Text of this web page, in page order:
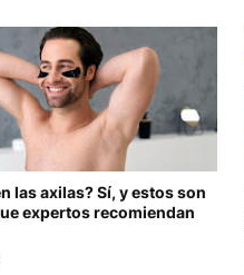
las axilas? Sí, y estos son
expertos recomiendan